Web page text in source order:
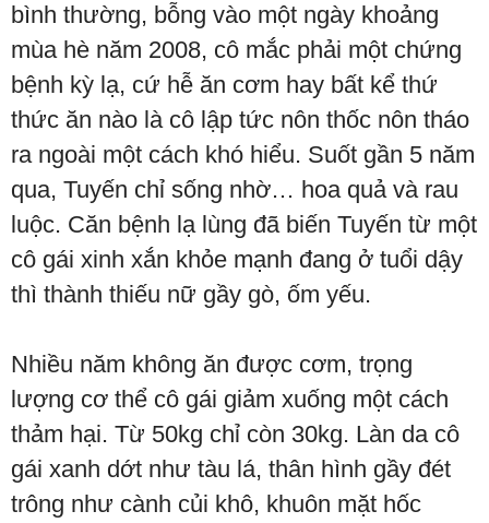
bình thường, bỗng vào một ngày khoảng
mùa hè năm 2008, cô mắc phải một chứng
bệnh kỳ lạ, cứ hễ ăn cơm hay bất kể thứ
thức ăn nào là cô lập tức nôn thốc nôn tháo
ra ngoài một cách khó hiểu. Suốt gần 5 năm
qua, Tuyến chỉ sống nhờ… hoa quả và rau
luộc. Căn bệnh lạ lùng đã biến Tuyến từ một
cô gái xinh xắn khỏe mạnh đang ở tuổi dậy
thì thành thiếu nữ gầy gò, ốm yếu.
Nhiều năm không ăn được cơm, trọng
lượng cơ thể cô gái giảm xuống một cách
thảm hại. Từ 50kg chỉ còn 30kg. Làn da cô
gái xanh dớt như tàu lá, thân hình gầy đét
trông như cành củi khô, khuôn mặt hốc